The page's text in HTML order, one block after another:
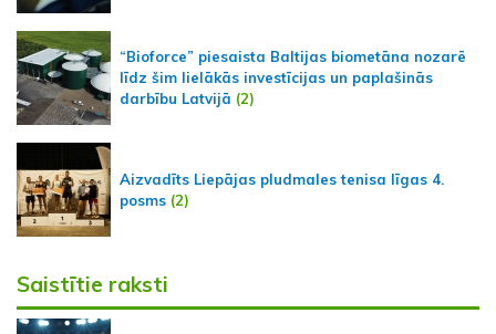
“Bioforce” piesaista Baltijas biometāna nozarē
līdz šim lielākās investīcijas un paplašinās
darbību Latvijā (2)
Aizvadīts Liepājas pludmales tenisa līgas 4.
posms (2)
Saistītie raksti